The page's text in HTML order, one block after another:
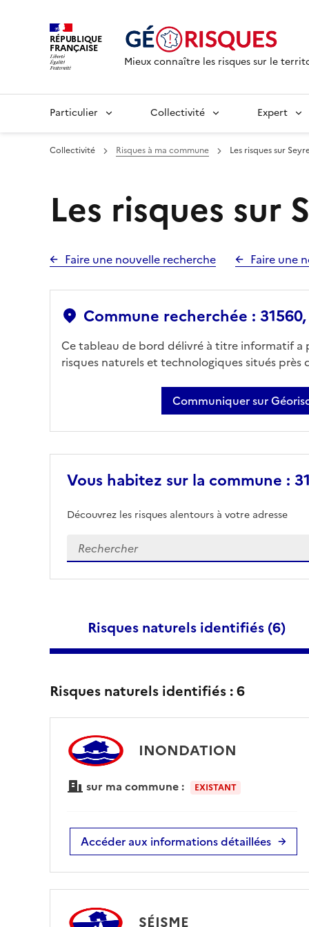
RÉPUBLIQUE
FRANÇAISE
Mieux connaître les risques sur le
Particulier Collectivité Expert
Collectivité Risques à ma commune Les risques sur
Les risques sur
Faire une nouvelle recherche Faire une
Commune recherchée :
Ce tableau de bord délivré à titre informatif
risques naturels et technologiques situés près
Communiquer sur
Vous habitez sur la commune :
Découvrez les risques alentours à votre adresse
Veuillez renseigner votre adresse exacte
Risques naturels identifiés (6)
Risques naturels identifiés :6
INONDATION
sur ma commune : EXISTANT
Accéder aux informations détaillées
SÉISME